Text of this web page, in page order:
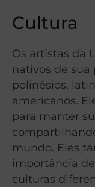
Cultura
Os artistas da
nativos de
polinésios,
americanos.
para manter
mundo. Eles
importância
culturas